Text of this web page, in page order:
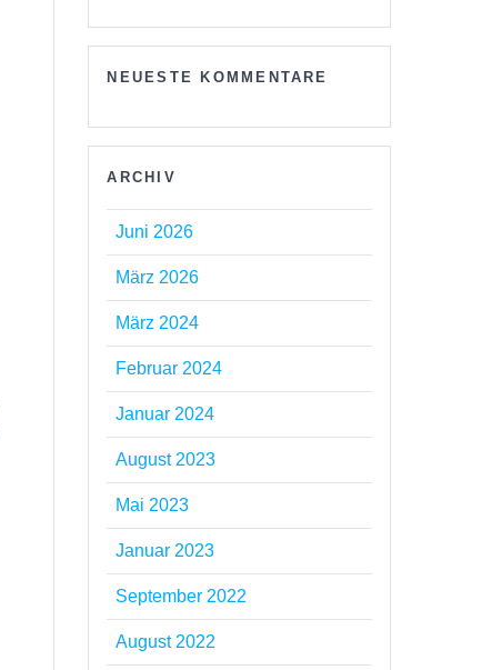
NEUESTE KOMMENTARE
ARCHIV
Juni 2026
März 2026
März 2024
Februar 2024
Januar 2024
August 2023
Mai 2023
Januar 2023
September 2022
August 2022